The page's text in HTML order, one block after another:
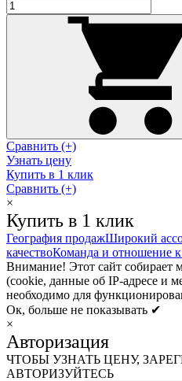
Сравнить (+)
Узнать цену
Купить в 1 клик
Сравнить (+)
×
Купить в 1 клик
География продажШирокий
качествоКоманда и отношение
Внимание! Этот сайт собирает
(cookie, данные об IP-адресе и
необходимо для
Ок, больше не показывать ✔
×
Авторизация
ЧТОБЫ УЗНАТЬ ЦЕНУ,
АВТОРИЗУЙТЕСЬ